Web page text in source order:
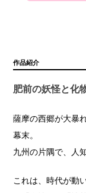
作品紹介
肥前の妖怪と化
薩摩の西郷が大暴
幕末。
九州の片隅で、人
これは、時代が動